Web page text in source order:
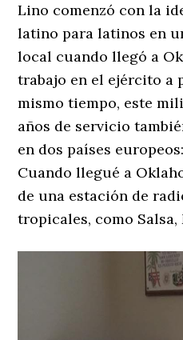
Lino comenzó con la
latino para latinos en
local cuando llegó a
trabajo en el ejército a
mismo tiempo, este
años de servicio
en dos países
Cuando llegué a
de una estación de
tropicales, como Salsa,